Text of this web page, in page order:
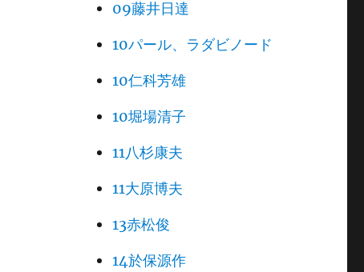
09藤井日達
10パール、ラダビノード
10仁科芳雄
10堀場清子
11八杉康夫
11大原博夫
13赤松俊
14於保源作